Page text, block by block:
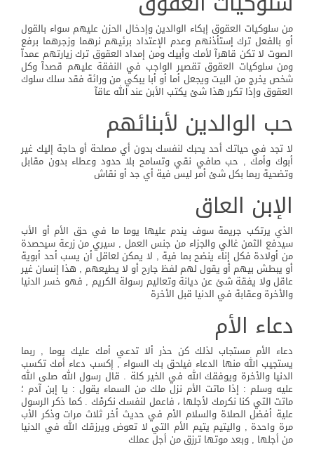
من سلوكيات العقوق إبكاء الوالدين وإدخال الحزن عليهم سواء بالقول
أو بالفعل ترك إستأذنهم وعدم الإعتداد برئيهم نرهما وزجرهما برفع
الصوت لا تكن قاهرآ لأمك وأبيك ومن إمداد العقوق ترك زيارتهم عمدآ
ومن سلوكيات العقوق تقصير الواجب في النفقة عليهم قصدآ وكل
شخص يخرج من البيت ويجعل أما أو أبا يبكي من ورائة فقد سلك سلوك
العقوق وإذا تكرر هذا شئ يكتب الأبن عند الله عاقآ
حب الوالدين لأبنائهم
لا تجد في حياتك أحد يحبك لنفسك بدون أي مصلحة أو حاجة إليك غير
أبوك وأمك , حب صافي نقي وتسامح بلا حدود وعطاء بدون مقابل
وتضحية ربما بكل شئ أمر ليس فية أي جد أو نقاش
الإبن العاق
الذي يرتكب جريمة سوف يندم عليها يوما ما في حق الأم أو الأب
سيدفع الثمن غالي والجزاء من جنس العمل , سيري من زرعة سيحصدة
من أولادة فكل إناء ينضح بما فية , لا يمكن لعاقل أن يسب أحد أبوية
أو يبطش بيهم أو يقول لهم لفظ جارح أو لا يطيعهم , هذا إنسان غير
عاقل ولا يفقة شئ عن ديانة وتعاليم رسولة الكريم , فهو خسر الدنيا
والأخرة وعقابة في الدنيا قبل الأخرة
دعاء الأم
دعاء الأم مستجاب لذلك كن حذر ألا تدعي أمك عليك يوما , ربما
يستجيب الله منها الدعاء فيلحق بك السواء , إكسب دعاء أمك تكسب
الدنيا والأخرة ويوفقك الله في الخير كلة . قال رسول الله صلى الله
عليه وسلم : إذا ماتت الأم نزل ملك من السماء يقول : يا إبن آدم ؛
ماتت التي كنا نكرمك لأجلها ، فاعمل لنفسك نكرمْك . كما ذكر الرسول
علية أفضل الصلاة والسلام الأم في حديث أخر ثلاث مرات وذكر الأب
مرة واحدة , واليتيم يتيم الأم التي لا تعوض ويرزقك الله في الدنيا
من أجلها , وبعد موتها ترزق من أجل عملك